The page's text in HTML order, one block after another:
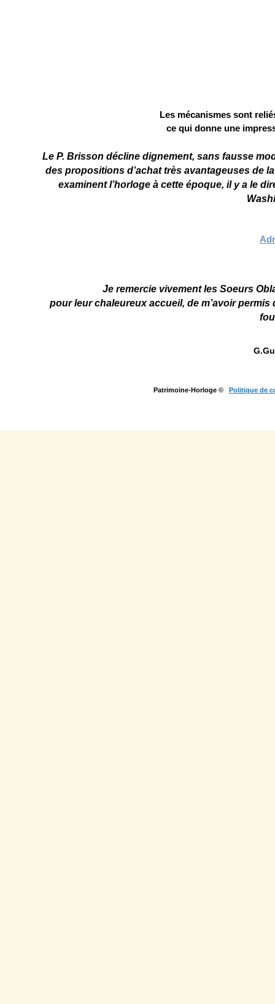
Patrimoine-Horloge © Politique de
Les mécanismes sont
ce qui donne une
Le P. Brisson décline dignement, sans fausse
des propositions d’achat très avantageuses de
examinent l’horloge à cette époque, il y a le
Je remercie vivement les Soeurs
pour leur chaleureux accueil, de m’avoir